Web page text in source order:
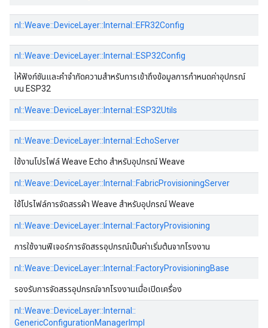
nl::Weave::DeviceLayer:: Internal::EFR32Config
nl::Weave::DeviceLayer:: Internal::ESP32Config
ให้ฟังก์ชันและคำจำกัดความสำหรับการเข้าถึงข้อมูลการกำหนดค่าอุปกรณ์
บน ESP32
nl::Weave::DeviceLayer:: Internal::ESP32Utils
nl::Weave::DeviceLayer:: Internal::EchoServer
ใช้งานโปรไฟล์ Weave Echo สำหรับอุปกรณ์ Weave
nl::Weave::DeviceLayer:: Internal::FabricProvisioningServer
ใช้โปรไฟล์การจัดสรรผ้า Weave สำหรับอุปกรณ์ Weave
nl::Weave::DeviceLayer:: Internal::FactoryProvisioning
การใช้งานฟีเจอร์การจัดสรรอุปกรณ์เป็นค่าเริ่มต้นจากโรงงาน
nl::Weave::DeviceLayer:: Internal::FactoryProvisioningBase
รองรับการจัดสรรอุปกรณ์จากโรงงานเมื่อเปิดเครื่อง
nl::Weave::DeviceLayer:: Internal::
GenericConfigurationManagerImpl